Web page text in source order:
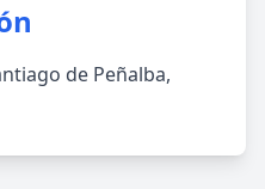
de Peñalba,